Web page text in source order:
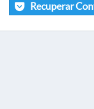
Recuperar